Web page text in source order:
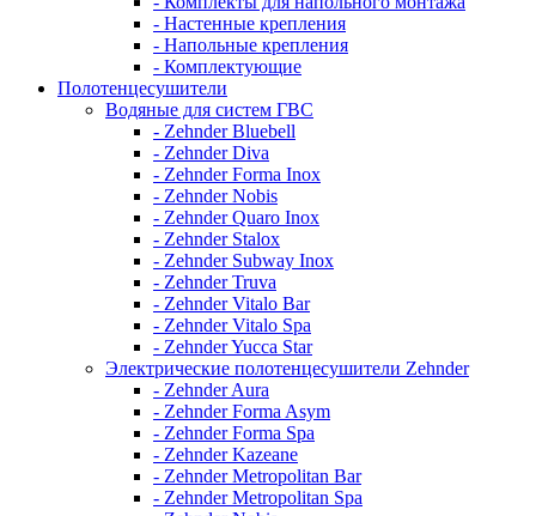
- Настенные крепления
- Напольные крепления
- Комплектующие
Полотенцесушители
Водяные для систем ГВС
- Zehnder Bluebell
- Zehnder Diva
- Zehnder Forma Inox
- Zehnder Nobis
- Zehnder Quaro Inox
- Zehnder Stalox
- Zehnder Subway Inox
- Zehnder Truva
- Zehnder Vitalo Bar
- Zehnder Vitalo Spa
- Zehnder Yucca Star
Электрические полотенцесушители Zehnder
- Zehnder Aura
- Zehnder Forma Asym
- Zehnder Forma Spa
- Zehnder Kazeane
- Zehnder Metropolitan Bar
- Zehnder Metropolitan Spa